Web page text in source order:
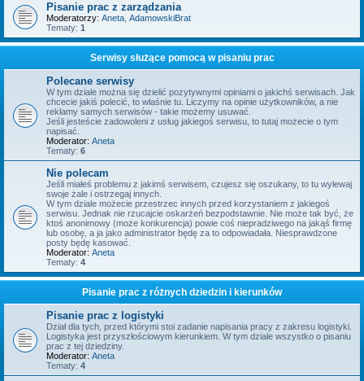
Pisanie prac z zarządzania
Moderatorzy: Aneta AdamowskiBrat
Tematy: 1
Serwisy służące pomocą w pisaniu prac
Polecane serwisy
W tym dziale można się dzielić pozytywnymi opiniami o jakichś serwisach. Jak
chcecie jakiś polecić, to właśnie tu. Liczymy na opinie użytkowników, a nie
reklamy samych serwisów - takie możemy usuwać.
Jeśli jesteście zadowoleni z usług jakiegoś serwisu, to tutaj możecie o tym
napisać.
Moderator: Aneta
Tematy: 6
Nie polecam
Jeśli miałeś problemu z jakimś serwisem, czujesz się oszukany, to tu wylewaj
swoje żale i ostrzegaj innych.
W tym dziale możecie przestrzec innych przed korzystaniem z jakiegoś
serwisu. Jednak nie rzucajcie oskarżeń bezpodstawnie. Nie może tak być, że
ktoś anonimowy (może konkurencja) powie coś niepradziwego na jakąś firmę
lub osobę, a ja jako administrator będę za to odpowiadała. Niesprawdzone
posty będę kasować.
Moderator: Aneta
Tematy: 4
Pisanie prac z różnych dziedzin i kierunków
Pisanie prac z logistyki
Dział dla tych, przed którymi stoi zadanie napisania pracy z zakresu logistyki.
Logistyka jest przyszłościowym kierunkiem. W tym dziale wszystko o pisaniu
prac z tej dziedziny.
Moderator: Aneta
Tematy: 4